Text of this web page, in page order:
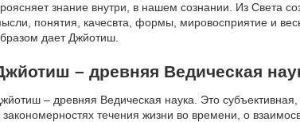
знание внутри, в нашем сознании. Из Света
понятия, качесвта, формы, мировосприятие и
дает Джйотиш.
– древняя Ведическая
– древняя Ведическая наука. Это
закономерностях течения жизни во времени, о